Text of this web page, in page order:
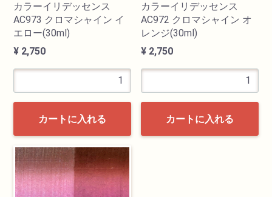
カラーイリデッセンス
AC973 クロマシャイン イ
エロー(30ml)
¥ 2,750
カートに入れる
カラーイリデッセンス
AC972 クロマシャイン オ
レンジ(30ml)
¥ 2,750
カートに入れる